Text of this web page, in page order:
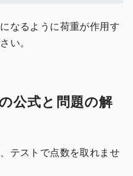
なるように荷重が作用す
い。
公式と問題の解
テストで点数を取れませ